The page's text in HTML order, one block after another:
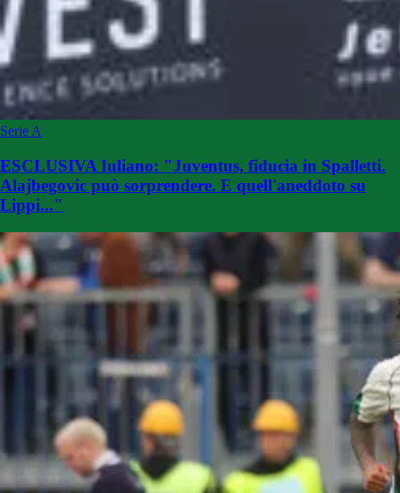
Serie A
ESCLUSIVA Iuliano: "Juventus, fiducia in Spalletti.
Alajbegovic può sorprendere. E quell'aneddoto su
Lippi..."